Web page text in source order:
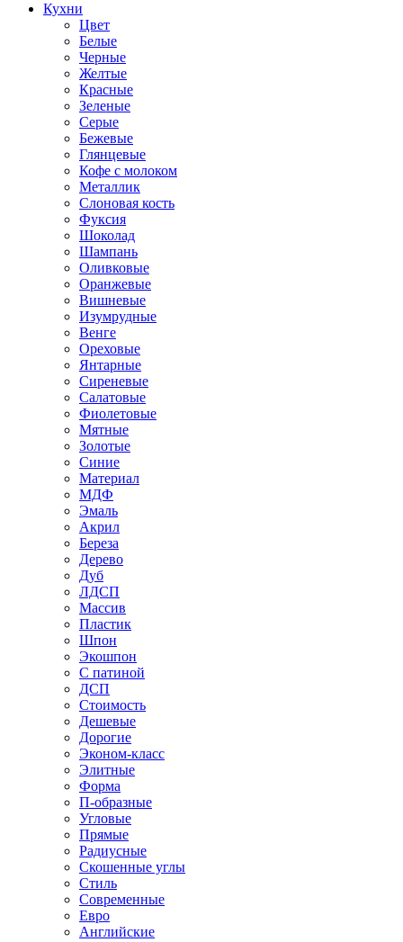
Кухни
Цвет
Белые
Черные
Желтые
Красные
Зеленые
Серые
Бежевые
Глянцевые
Кофе с молоком
Металлик
Слоновая кость
Фуксия
Шоколад
Шампань
Оливковые
Оранжевые
Вишневые
Изумрудные
Венге
Ореховые
Янтарные
Сиреневые
Салатовые
Фиолетовые
Мятные
Золотые
Синие
Материал
МДФ
Эмаль
Акрил
Береза
Дерево
Дуб
ЛДСП
Массив
Пластик
Шпон
Экошпон
С патиной
ДСП
Стоимость
Дешевые
Дорогие
Эконом-класс
Элитные
Форма
П-образные
Угловые
Прямые
Радиусные
Скошенные углы
Стиль
Современные
Евро
Английские